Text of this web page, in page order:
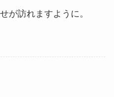
が訪れますように。